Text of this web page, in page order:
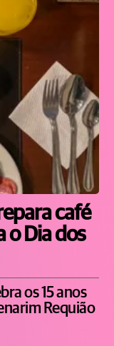
café
o Dia dos
os 15 anos
Requião